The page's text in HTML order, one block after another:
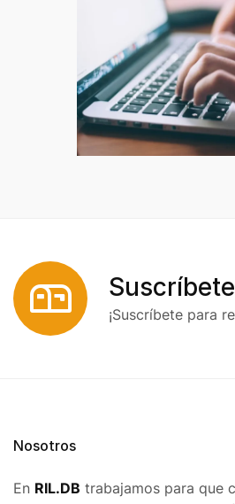
Suscríbete
¡Suscríbete para
Nosotros
En RIL.DB trabajamos para que